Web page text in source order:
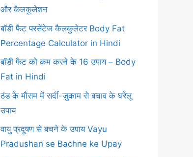
और कैलकुलेशन
बॉडी फैट परसेंटेज कैलकुलेटर Body Fat
Percentage Calculator in Hindi
बॉडी फैट को कम करने के 16 उपाय – Body
Fat in Hindi
ठंड के मौसम में सर्दी-जुकाम से बचाव के घरेलू
उपाय
वायु प्रदूषण से बचने के उपाय Vayu
Pradushan se Bachne ke Upay